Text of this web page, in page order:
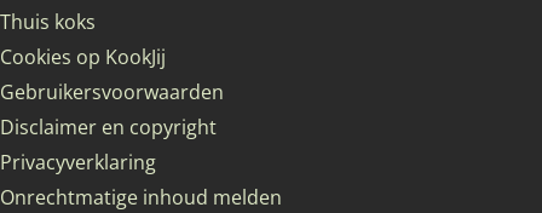
Thuis koks
Cookies op KookJij
Gebruikersvoorwaarden
Disclaimer en copyright
Privacyverklaring
Onrechtmatige inhoud melden